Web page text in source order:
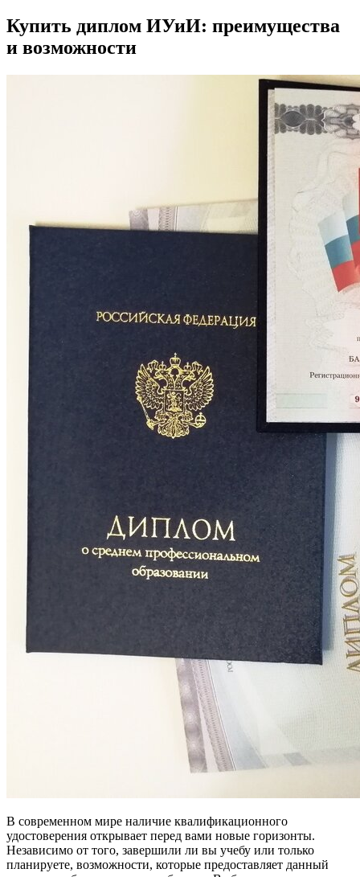
Купить диплом ИУиИ: преимущества
и возможности
В современном мире наличие квалификационного
удостоверения открывает перед вами новые горизонты.
Независимо от того, завершили ли вы учебу или только
планируете, возможности, которые предоставляет данный